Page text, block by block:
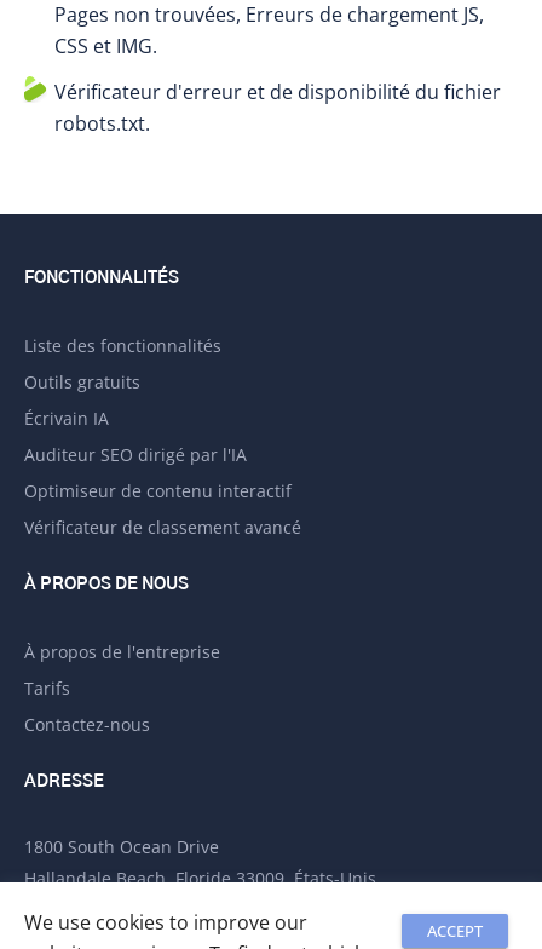
Pages non trouvées, Erreurs de chargement JS,
CSS et IMG.
Vérificateur d'erreur et de disponibilité du fichier
robots.txt.
FONCTIONNALITÉS
Liste des fonctionnalités
Outils gratuits
Écrivain IA
Auditeur SEO dirigé par l'IA
Optimiseur de contenu interactif
Vérificateur de classement avancé
À PROPOS DE NOUS
À propos de l'entreprise
Tarifs
Contactez-nous
ADRESSE
1800 South Ocean Drive
Hallandale Beach, Floride 33009, États-Unis
LABRIKA INC
We use cookies to improve our
ACCEPT